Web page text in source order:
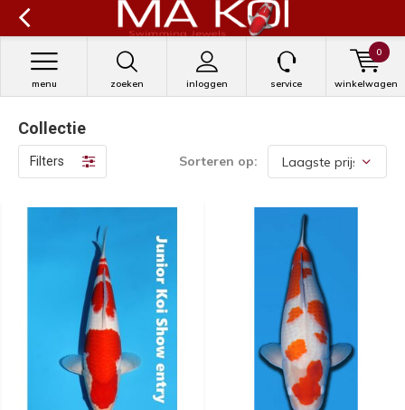
zoeken inloggen
menu service winkelwagen
0
Collectie
Filters Sorteren op: